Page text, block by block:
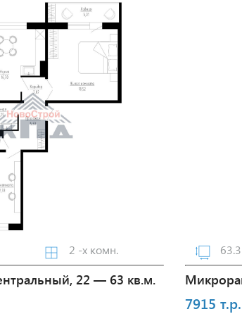
2 -х комн.
22 — 63 кв.м.
7915 т.р.